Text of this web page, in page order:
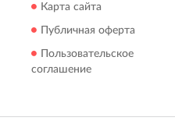
Карта сайта
Публичная оферта
Пользовательское
соглашение